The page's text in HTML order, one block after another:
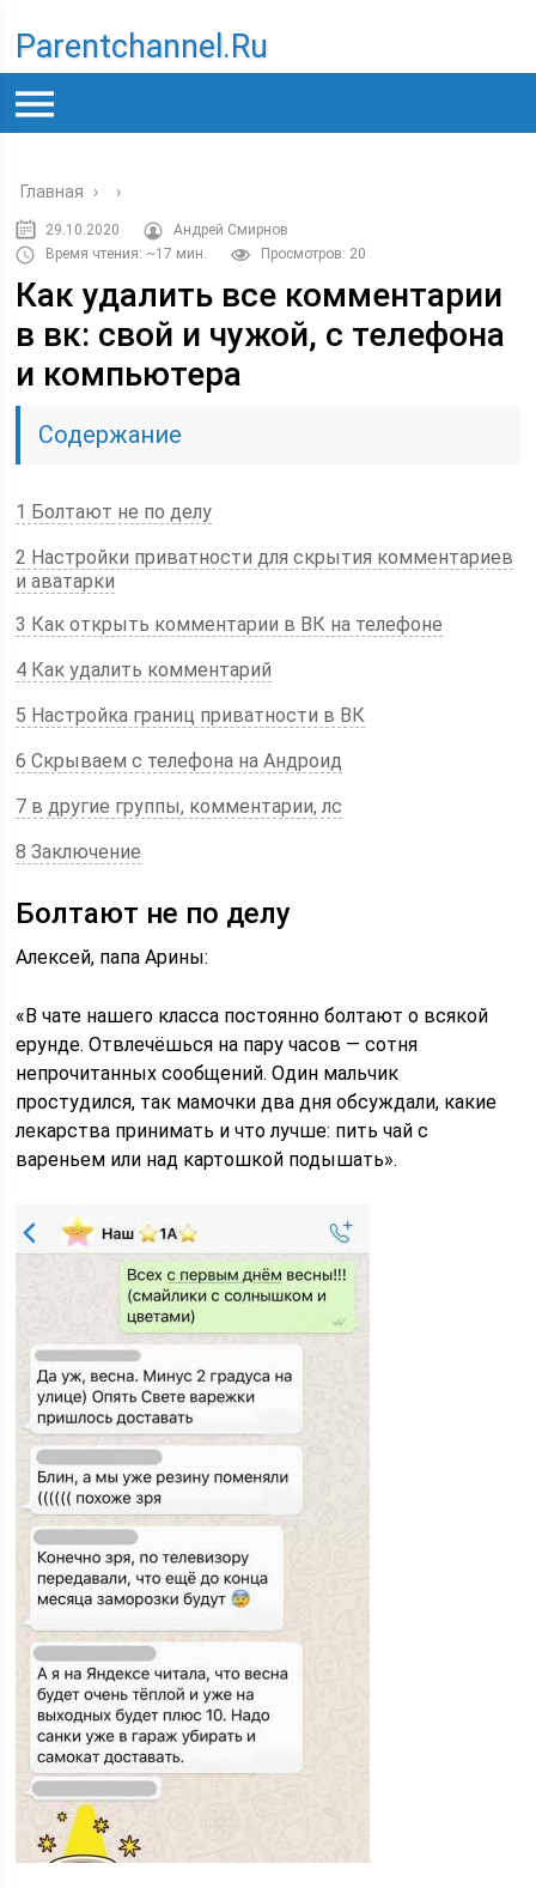
Parentchannel.ru
Главная › ›
29.10.2020
Андрей Смирнов
Время чтения: ~17 мин.
Просмотров: 20
Как удалить все комментарии
в вк: свой и чужой, с телефона
и компьютера
Содержание
1 Болтают не по делу
2 Настройки приватности для скрытия комментариев
и аватарки
3 Как открыть комментарии в ВК на телефоне
4 Как удалить комментарий
5 Настройка границ приватности в ВК
6 Скрываем с телефона на Андроид
7 в другие группы, комментарии, лс
8 Заключение
Болтают не по делу
Алексей, папа Арины:
«В чате нашего класса постоянно болтают о всякой
ерунде. Отвлечёшься на пару часов — сотня
непрочитанных сообщений. Один мальчик
простудился, так мамочки два дня обсуждали, какие
лекарства принимать и что лучше: пить чай с
вареньем или над картошкой подышать».